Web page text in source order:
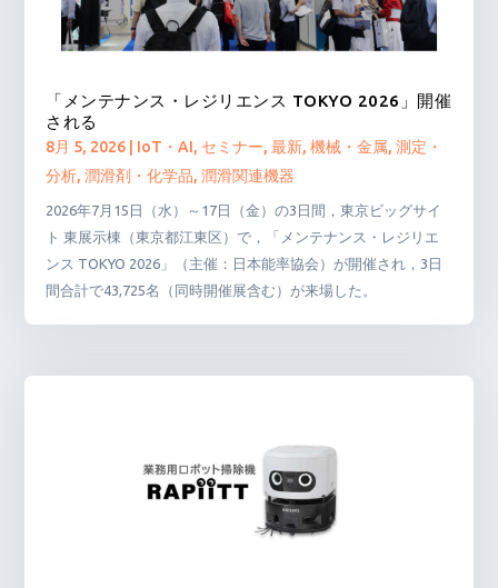
「メンテナンス・レジリエンス TOKYO 2026」開催
される
8月 5, 2026 IoT・AI, セミナー,最新,機械・金属,測定・
分析,潤滑剤・化学品,潤滑関連機器
2026年7月15日（水）～17日（金）の3日間，東京ビッグサイ
ト 東展示棟（東京都江東区）で，「メンテナンス・レジリエ
ンス TOKYO 2026」（主催：日本能率協会）が開催され，3日
間合計で43,725名（同時開催展含む）が来場した。